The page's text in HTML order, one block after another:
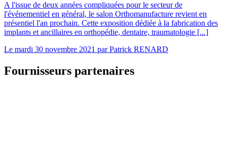
A l'issue de deux années compliquées pour le secteur de
l'événementiel en général, le salon Orthomanufacture revient en
présentiel l'an prochain. Cette exposition dédiée à la fabrication des
implants et ancillaires en orthopédie, dentaire, traumatologie [...]
Le mardi 30 novembre 2021 parPatrick RENARD
Fournisseurs partenaires